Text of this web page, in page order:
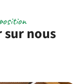
sur nous